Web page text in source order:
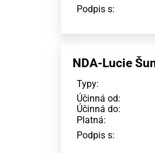
Podpis s:
NDA-Lucie
Typy:
Účinná od:
Účinná do:
Platná:
Podpis s: